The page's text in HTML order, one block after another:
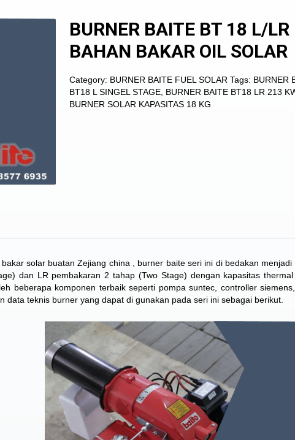
BURNER BAITE BT 18 L/LR
BAHAN BAKAR OIL SOLAR
Category: BURNER BAITE FUEL SOLAR Tags: BURNER
BT18 L SINGEL STAGE BURNER BAITE BT18 LR 213
BURNER SOLAR KAPASITAS 18 KG
solar buatan Zejiang china , burner baite seri ini di bedakan menjadi
dan LR pembakaran 2 tahap (Two Stage) dengan kapasitas
beberapa komponen terbaik seperti pompa suntec, controller
data teknis burner yang dapat di gunakan pada seri ini sebagai berikut.